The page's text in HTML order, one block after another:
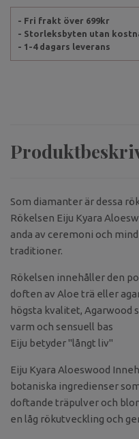
- Fri frakt över 699kr
- Storleksbyten utan
- 1-4 dagars leverans
Som diamanter är dessa
Rökelsen Eiju Kyara
anda av ceremoni och
traditioner.
Rökelsen innehåller den
doften av Aloe trä eller
högsta kvalitet, Agarwood
varm och sensuell bas
Eiju betyder "långt liv"
Eiju Kyara Aloeswood
botaniska ingredienser
doftande träpulver och
en låg rökutveckling och